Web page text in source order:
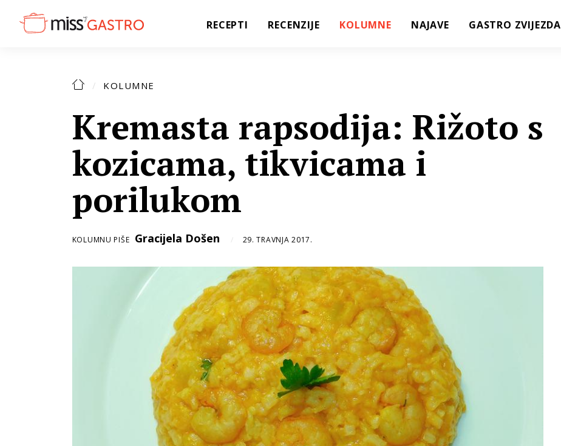
RECEPTI RECENZIJE KOLUMNE NAJAVE GASTRO ZVIJEZDA
KOLUMNE
Kremasta rapsodija: Rižoto s
kozicama, tikvicama i
porilukom
KOLUMNU PIŠE Gracijela Došen 29. TRAVNJA 2017.